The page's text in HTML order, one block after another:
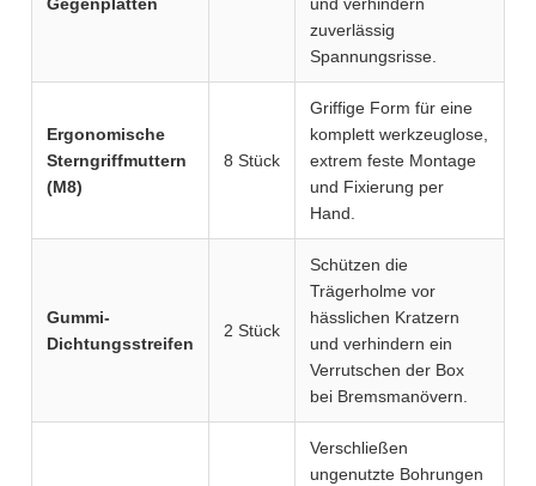
zuverlässig
Spannungsrisse.
Ergonomische
Sterngriffmuttern
(M8)
8 Stück
Griffige Form für eine
komplett werkzeuglose,
extrem feste Montage
und Fixierung per
Hand.
Gummi-
Dichtungsstreifen
2 Stück
Schützen die
Trägerholme vor
hässlichen Kratzern
und verhindern ein
Verrutschen der Box
bei Bremsmanövern.
Verschließen
ungenutzte Bohrungen